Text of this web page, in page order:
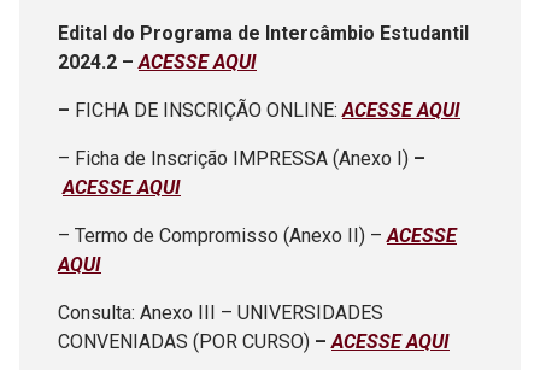
Edital do Programa de Intercâmbio Estudantil
2024.2 – ACESSE AQUI
– FICHA DE INSCRIÇÃO ONLINE: ACESSE AQUI
– Ficha de Inscrição IMPRESSA (Anexo I) –
ACESSE AQUI
– Termo de Compromisso (Anexo II) – ACESSE
AQUI
Consulta: Anexo III – UNIVERSIDADES
CONVENIADAS (POR CURSO) – ACESSE AQUI